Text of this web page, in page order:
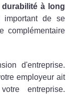
à long
de se
complémentaire
d'entreprise.
employeur ait
entreprise.